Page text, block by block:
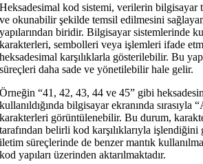
Heksadesimal kod sistemi, verilerin bilgisayar
ve okunabilir şekilde temsil edilmesini
yapılarından biridir. Bilgisayar sistemlerinde
karakterleri, sembolleri veya işlemleri ifade
heksadesimal karşılıklarla gösterilebilir. Bu
süreçleri daha sade ve yönetilebilir hale gelir.
Örneğin “41, 42, 43, 44 ve 45” gibi
kullanıldığında bilgisayar ekranında sırasıyla
karakterleri görüntülenebilir. Bu durum,
tarafından belirli kod karşılıklarıyla işlendiğini
iletim süreçlerinde de benzer mantık
kod yapıları üzerinden aktarılmaktadır.